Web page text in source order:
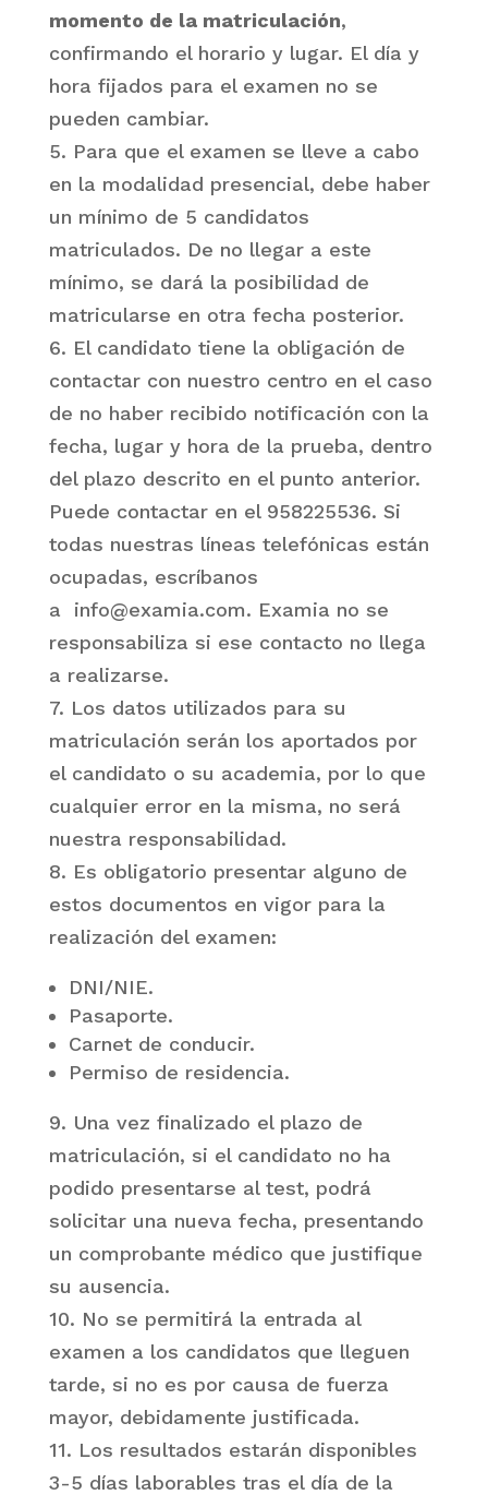
momento de la matriculación,
confirmando el horario y lugar. El día y
hora fijados para el examen no se
pueden cambiar.
5. Para que el examen se lleve a cabo
en la modalidad presencial, debe haber
un mínimo de 5 candidatos
matriculados. De no llegar a este
mínimo, se dará la posibilidad de
matricularse en otra fecha posterior.
6. El candidato tiene la obligación de
contactar con nuestro centro en el caso
de no haber recibido notificación con la
fecha, lugar y hora de la prueba, dentro
del plazo descrito en el punto anterior.
Puede contactar en el 958225536. Si
todas nuestras líneas telefónicas están
ocupadas, escríbanos
a info@examia.com. Examia no se
responsabiliza si ese contacto no llega
a realizarse.
7. Los datos utilizados para su
matriculación serán los aportados por
el candidato o su academia, por lo que
cualquier error en la misma, no será
nuestra responsabilidad.
8. Es obligatorio presentar alguno de
estos documentos en vigor para la
realización del examen:
DNI/NIE.
Pasaporte.
Carnet de conducir.
Permiso de residencia.
9. Una vez finalizado el plazo de
matriculación, si el candidato no ha
podido presentarse al test, podrá
solicitar una nueva fecha, presentando
un comprobante médico que justifique
su ausencia.
10. No se permitirá la entrada al
examen a los candidatos que lleguen
tarde, si no es por causa de fuerza
mayor, debidamente justificada.
11. Los resultados estarán disponibles
3-5 días laborables tras el día de la